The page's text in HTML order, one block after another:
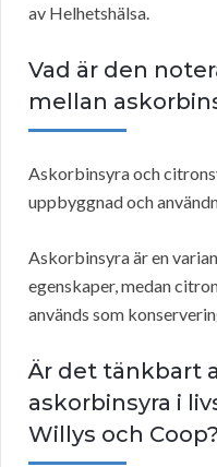
av Helhetshälsa.
Vad är den
mellan
Askorbinsyra och
uppbyggnad och
Askorbinsyra är en
egenskaper, medan
används som
Är det tänkbart
askorbinsyra i
Willys och Coop?